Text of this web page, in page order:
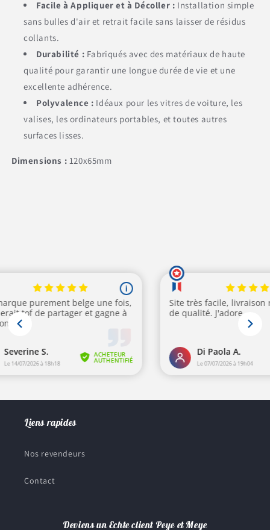
Facile à Appliquer et à Décoller : Installation simple
sans bulles d'air et retrait facile sans laisser de résidus
collants.
Durabilité : Fabriqués avec des matériaux de haute
qualité pour garantir une longue durée de vie et une
excellente adhérence.
Polyvalence : Idéaux pour les vitres de voiture, les
valises, les ordinateurs portables, et toutes autres
surfaces lisses.
Dimensions : 120x65mm
Liens rapides
Nos revendeurs
Contact
Deviens un Echte client Peye et Meye